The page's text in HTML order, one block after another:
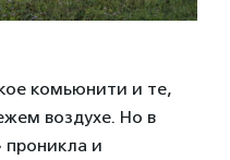
комьюнити и те,
воздухе. Но в
проникла и